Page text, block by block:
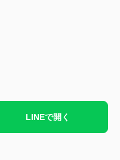
LINEで開く